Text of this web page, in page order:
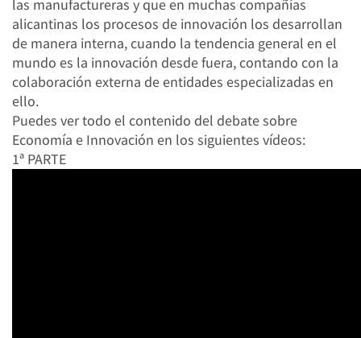
las manufactureras y que en muchas compañías
alicantinas los procesos de innovación los desarrollan
de manera interna, cuando la tendencia general en el
mundo es la innovación desde fuera, contando con la
colaboración externa de entidades especializadas en
ello.
Puedes ver todo el contenido del debate sobre
Economía e Innovación en los siguientes vídeos:
1ª PARTE